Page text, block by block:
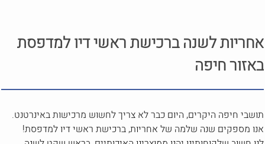
אחריות לשנה ברכישת ראשי דיו למדפסת
באזור חיפה
תושבי חיפה היקרים, היום כבר לא צריך לחשוש מרכישות באינרטנט.
אנו מספקים שנה שלמה של אחריות, ברכישת ראשי דיו למדפסת!